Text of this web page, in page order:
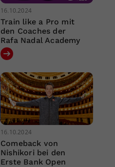
16.10.2024
Train like a Pro mit
den Coaches der
Rafa Nadal Academy
16.10.2024
Comeback von
Nishikori bei den
Erste Bank Open